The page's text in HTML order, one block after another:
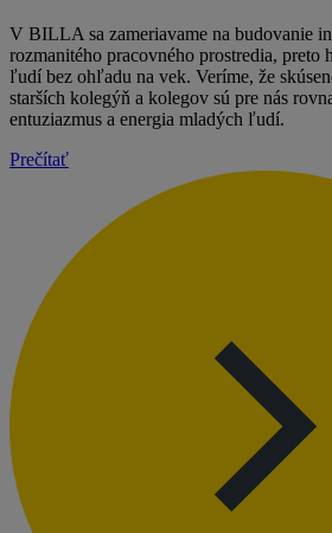
V BILLA sa zameriavame na budovanie
rozmanitého pracovného prostredia, preto
ľudí bez ohľadu na vek. Veríme, že
starších kolegýň a kolegov sú pre nás
entuziazmus a energia mladých ľudí.
Prečítať